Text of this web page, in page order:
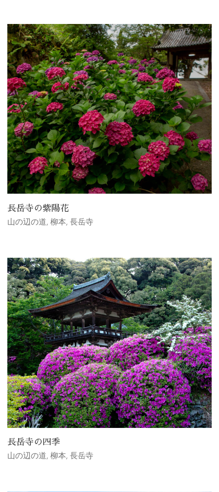
長岳寺の紫陽花
山の辺の道, 柳本, 長岳寺
長岳寺の四季
山の辺の道, 柳本, 長岳寺